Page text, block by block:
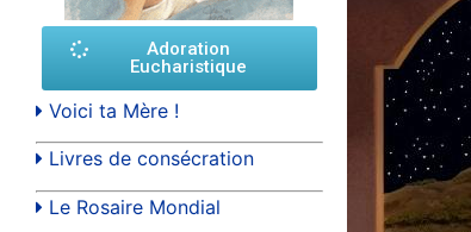
Adoration
Eucharistique
Voici ta Mère !
Livres de consécration
Le Rosaire Mondial